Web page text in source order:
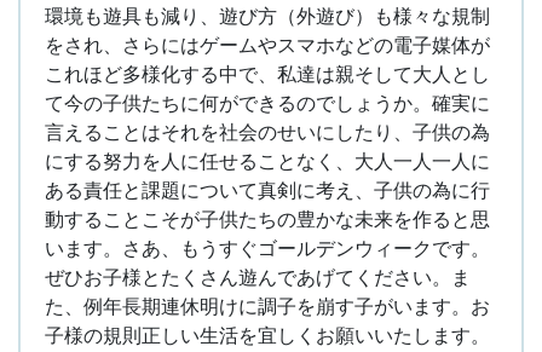
環境も遊具も減り、遊び方（外遊び）も様々な規制
をされ、さらにはゲームやスマホなどの電子媒体が
これほど多様化する中で、私達は親そして大人とし
て今の子供たちに何ができるのでしょうか。確実に
言えることはそれを社会のせいにしたり、子供の為
にする努力を人に任せることなく、大人一人一人に
ある責任と課題について真剣に考え、子供の為に行
動することこそが子供たちの豊かな未来を作ると思
います。さあ、もうすぐゴールデンウィークです。
ぜひお子様とたくさん遊んであげてください。ま
た、例年長期連休明けに調子を崩す子がいます。お
子様の規則正しい生活を宜しくお願いいたします。